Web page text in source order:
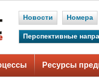
Новости Номера
Перспективные
Ресурсы